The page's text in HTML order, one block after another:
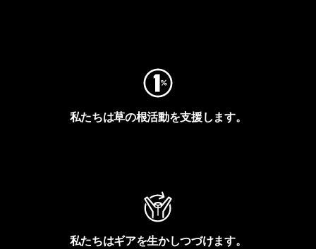
私たちは草の根活動を支援します。
私たちはギアを生かしつづけます。